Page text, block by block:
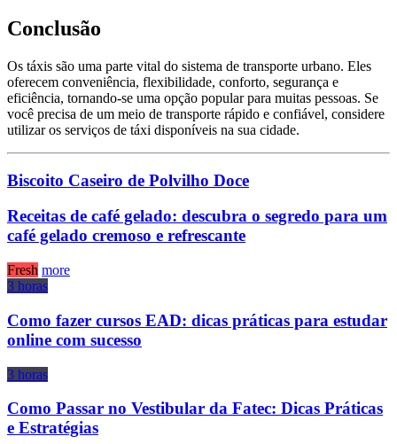
Conclusão
Os táxis são uma parte vital do sistema de transporte urbano. Eles
oferecem conveniência, flexibilidade, conforto, segurança e
eficiência, tornando-se uma opção popular para muitas pessoas. Se
você precisa de um meio de transporte rápido e confiável, considere
utilizar os serviços de táxi disponíveis na sua cidade.
Biscoito Caseiro de Polvilho Doce
Receitas de café gelado: descubra o segredo para um
café gelado cremoso e refrescante
Fresh more
3 horas
Como fazer cursos EAD: dicas práticas para estudar
online com sucesso
3 horas
Como Passar no Vestibular da Fatec: Dicas Práticas
e Estratégias